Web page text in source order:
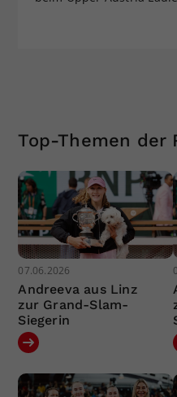
Top-Themen der
07.06.2026
Andreeva aus Linz
zur Grand-Slam-
Siegerin